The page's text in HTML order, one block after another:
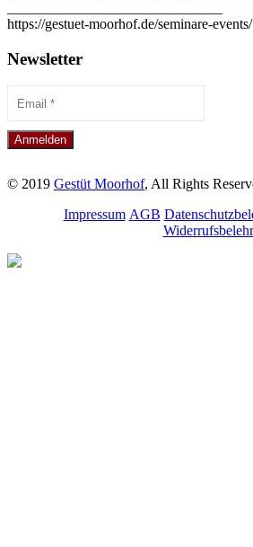
https://gestuet-moorhof.de/seminare-events/
Newsletter
© 2019 Gestüt Moorhof, All Rights
Impressum AGB